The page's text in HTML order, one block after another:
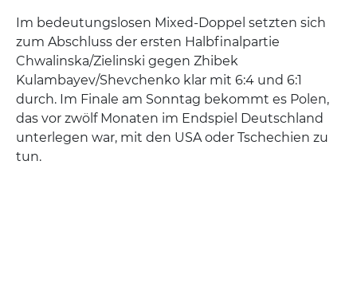
Im bedeutungslosen Mixed-Doppel setzten sich
zum Abschluss der ersten Halbfinalpartie
Chwalinska/Zielinski gegen Zhibek
Kulambayev/Shevchenko klar mit 6:4 und 6:1
durch. Im Finale am Sonntag bekommt es Polen,
das vor zwölf Monaten im Endspiel Deutschland
unterlegen war, mit den USA oder Tschechien zu
tun.